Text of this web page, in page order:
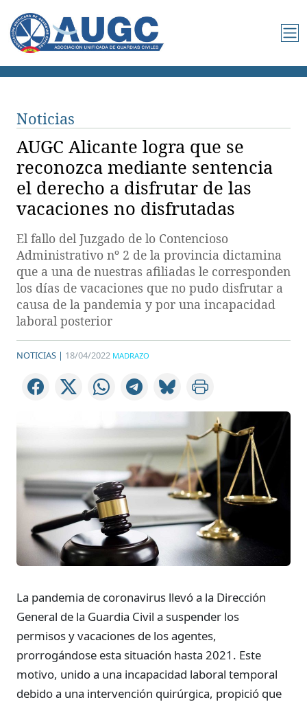
Noticias
AUGC Alicante logra que se
reconozca mediante sentencia
el derecho a disfrutar de las
vacaciones no disfrutadas
El fallo del Juzgado de lo Contencioso
Administrativo nº 2 de la provincia dictamina
que a una de nuestras afiliadas le corresponden
los días de vacaciones que no pudo disfrutar a
causa de la pandemia y por una incapacidad
laboral posterior
NOTICIAS | 18/04/2022 MADRAZO
La pandemia de coronavirus llevó a la Dirección
General de la Guardia Civil a suspender los
permisos y vacaciones de los agentes,
prorrogándose esta situación hasta 2021. Este
motivo, unido a una incapacidad laboral temporal
debido a una intervención quirúrgica, propició que